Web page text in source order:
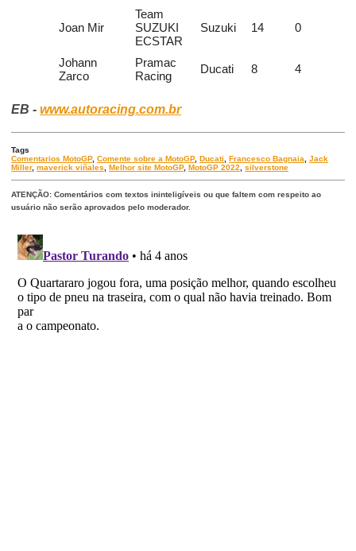
Joan Mir
Team
SUZUKI
ECSTAR
Suzuki 14 0
Johann
Zarco
Pramac
Racing
Ducati 8 4
EB -www.autoracing.com.br
Tags
Comentarios MotoGP,Comente sobre a MotoGP,Ducati ,Francesco Bagnaia ,Jack
Miller,maverick viñales ,Melhor site MotoGP,MotoGP 2022 ,silverstone
ATENÇÃO: Comentários com textos ininteligíveis ou que faltem com respeito ao
usuário não serão aprovados pelo moderador.